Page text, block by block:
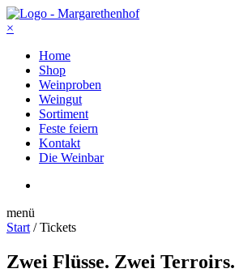
×
Home
Shop
Weinproben
Weingut
Sortiment
Feste feiern
Kontakt
Die Weinbar
menü
Start / Tickets
Zwei Flüsse. Zwei